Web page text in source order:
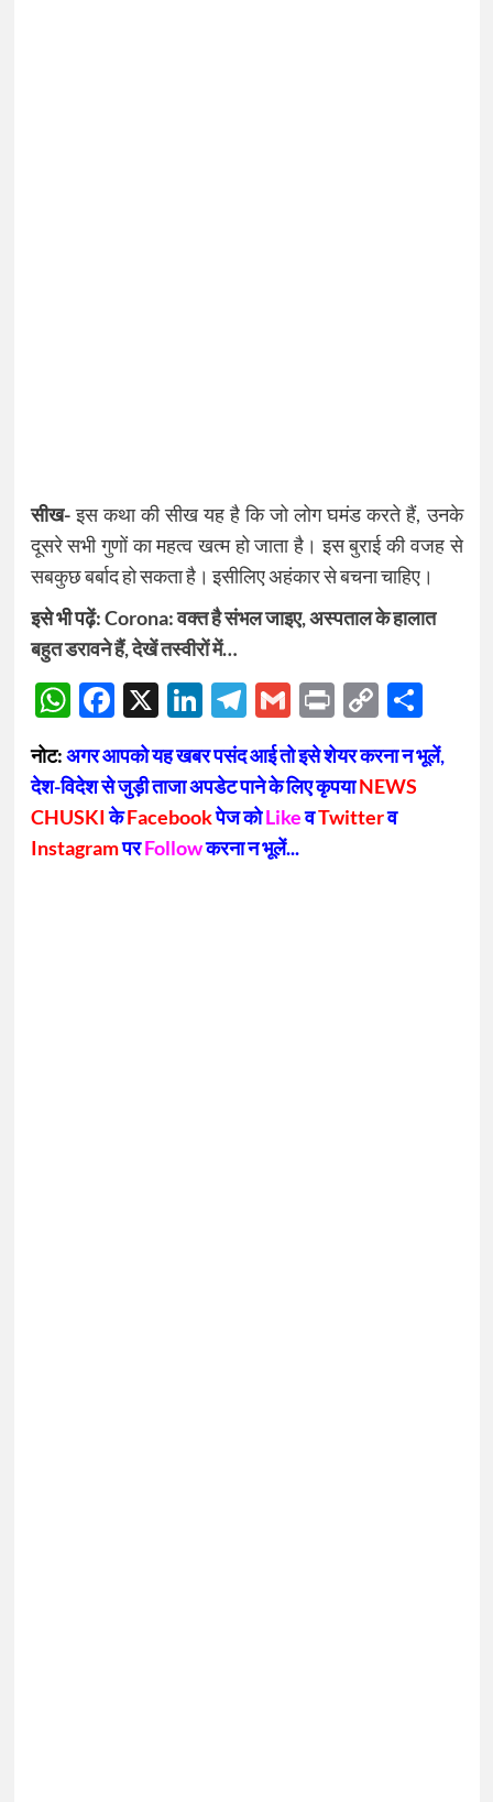
सीख-इस कथा की सीख यह है कि जो लोग घमंड करते हैं, उनके
दूसरे सभी गुणों का महत्व खत्म हो जाता है। इस बुराई की वजह से
सबकुछ बर्बाद हो सकता है। इसीलिए अहंकार से बचना चाहिए।
इसे भी पढ़ें:Corona: वक्त है संभल जाइए, अस्पताल के हालात
बहुत डरावने हैं, देखें तस्वीरों में…
WhatsApp
Facebook
X LinkedIn
Telegram
Gmail
Print
Copy
Link
नोट:अगर आपको यह खबर पसंद आई तो इसे शेयर करना न भूलें,
देश-विदेश से जुड़ी ताजा अपडेट पाने के लिए कृपयाNEWS
CHUSKIकेFacebookपेज कोLikeवTwitterव
InstagramपरFollowकरना न भूलें...